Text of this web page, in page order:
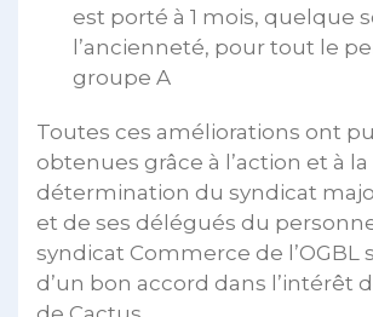
est porté à 1 mois, quelque
l’ancienneté, pour tout le
groupe A
Toutes ces améliorations ont
obtenues grâce à l’action et à la
détermination du syndicat
et de ses délégués du
syndicat Commerce de l’OGBL
d’un bon accord dans l’intérêt